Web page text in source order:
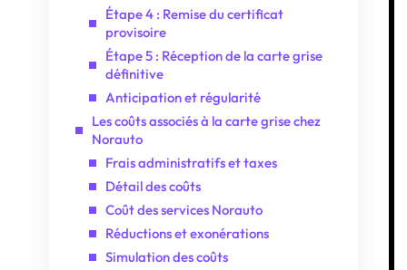
Étape 4 : Remise du certificat
provisoire
Étape 5 : Réception de la carte grise
définitive
Anticipation et régularité
Les coûts associés à la carte grise chez
Norauto
Frais administratifs et taxes
Détail des coûts
Coût des services Norauto
Réductions et exonérations
Simulation des coûts